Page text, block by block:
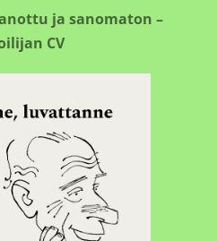
ja sanomaton –
CV